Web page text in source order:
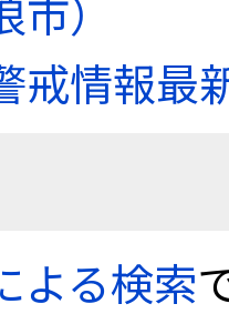
）
戒情報最
よる検索